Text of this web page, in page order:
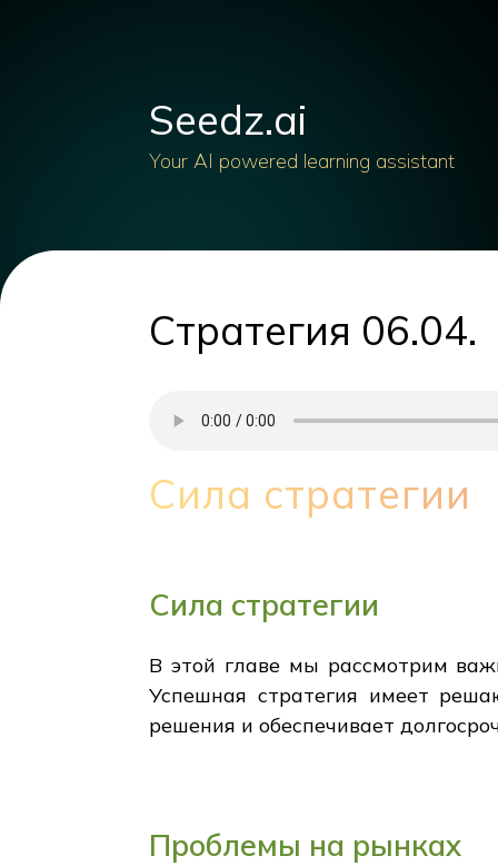
Seedz.ai
Your AI powered learning assistant
Стратегия 06.04.
Сила стратегии
Сила стратегии
В этой главе мы рассмотрим
Успешная стратегия имеет
решения и обеспечивает
Проблемы на рынках